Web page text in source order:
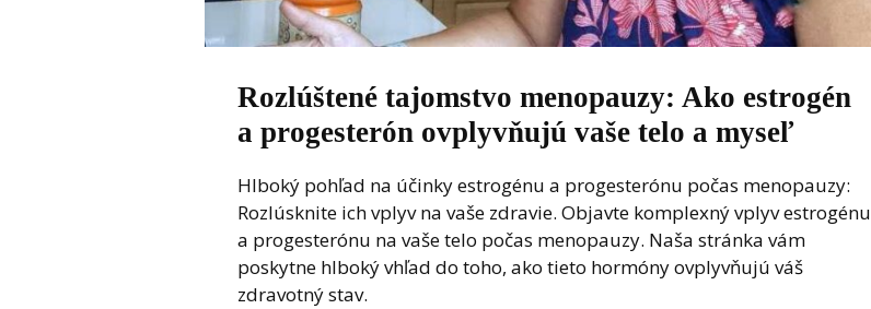
Rozlúštené tajomstvo menopauzy: Ako estrogén
a progesterón ovplyvňujú vaše telo a myseľ
Hlboký pohľad na účinky estrogénu a progesterónu počas menopauzy:
Rozlúsknite ich vplyv na vaše zdravie. Objavte komplexný vplyv estrogénu
a progesterónu na vaše telo počas menopauzy. Naša stránka vám
poskytne hlboký vhľad do toho, ako tieto hormóny ovplyvňujú váš
zdravotný stav.